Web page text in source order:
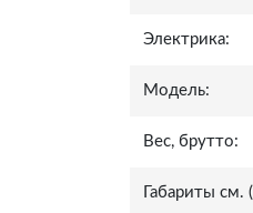
Электрика:
Модель:
Вес, брутто:
Габариты см.